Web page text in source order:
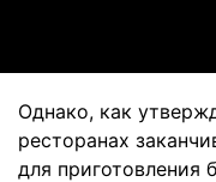
Однако, как
ресторанах
для приготовления